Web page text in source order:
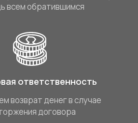
всем обратившимся
ответственность
возврат денег в случае
договора